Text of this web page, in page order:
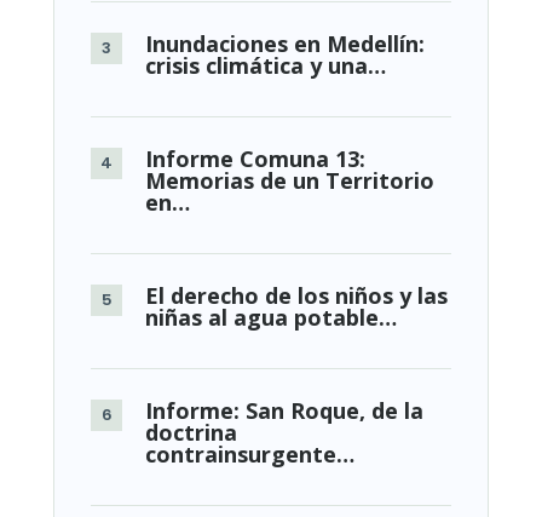
Inundaciones en Medellín:
crisis climática y una…
Informe Comuna 13:
Memorias de un Territorio
en…
El derecho de los niños y las
niñas al agua potable…
Informe: San Roque, de la
doctrina
contrainsurgente…